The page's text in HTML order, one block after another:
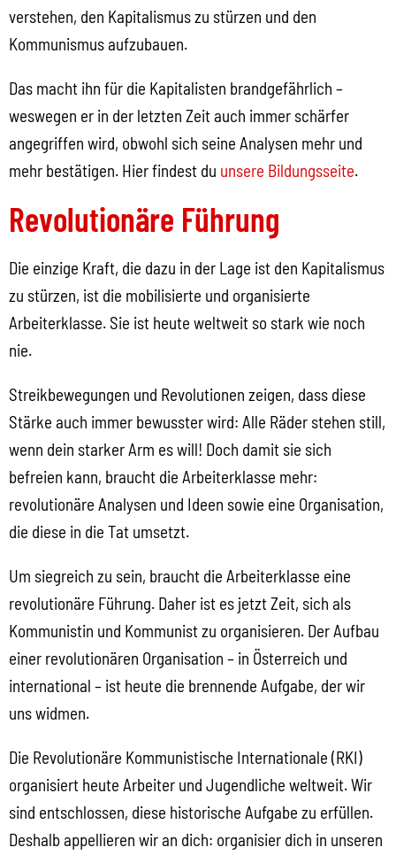
verstehen, den Kapitalismus zu stürzen und den
Kommunismus aufzubauen.
Das macht ihn für die Kapitalisten brandgefährlich –
weswegen er in der letzten Zeit auch immer schärfer
angegriffen wird, obwohl sich seine Analysen mehr und
mehr bestätigen. Hier findest du unsere Bildungsseite.
Revolutionäre Führung
Die einzige Kraft, die dazu in der Lage ist den Kapitalismus
zu stürzen, ist die mobilisierte und organisierte
Arbeiterklasse. Sie ist heute weltweit so stark wie noch
nie.
Streikbewegungen und Revolutionen zeigen, dass diese
Stärke auch immer bewusster wird: Alle Räder stehen still,
wenn dein starker Arm es will! Doch damit sie sich
befreien kann, braucht die Arbeiterklasse mehr:
revolutionäre Analysen und Ideen sowie eine Organisation,
die diese in die Tat umsetzt.
Um siegreich zu sein, braucht die Arbeiterklasse eine
revolutionäre Führung. Daher ist es jetzt Zeit, sich als
Kommunistin und Kommunist zu organisieren. Der Aufbau
einer revolutionären Organisation – in Österreich und
international – ist heute die brennende Aufgabe, der wir
uns widmen.
Die Revolutionäre Kommunistische Internationale (RKI)
organisiert heute Arbeiter und Jugendliche weltweit. Wir
sind entschlossen, diese historische Aufgabe zu erfüllen.
Deshalb appellieren wir an dich: organisier dich in unseren